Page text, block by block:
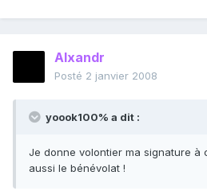
Alxandr
Posté 2 janvier 2008
yoook100% a dit :
Je donne volontier ma signature à
aussi le bénévolat !